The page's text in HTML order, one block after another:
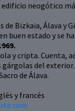
edificio neogótico
Bizkaia, Álava y
buen estado y se
y cripta. Cuenta,
gárgolas del exterior.
de Álava.
y francés